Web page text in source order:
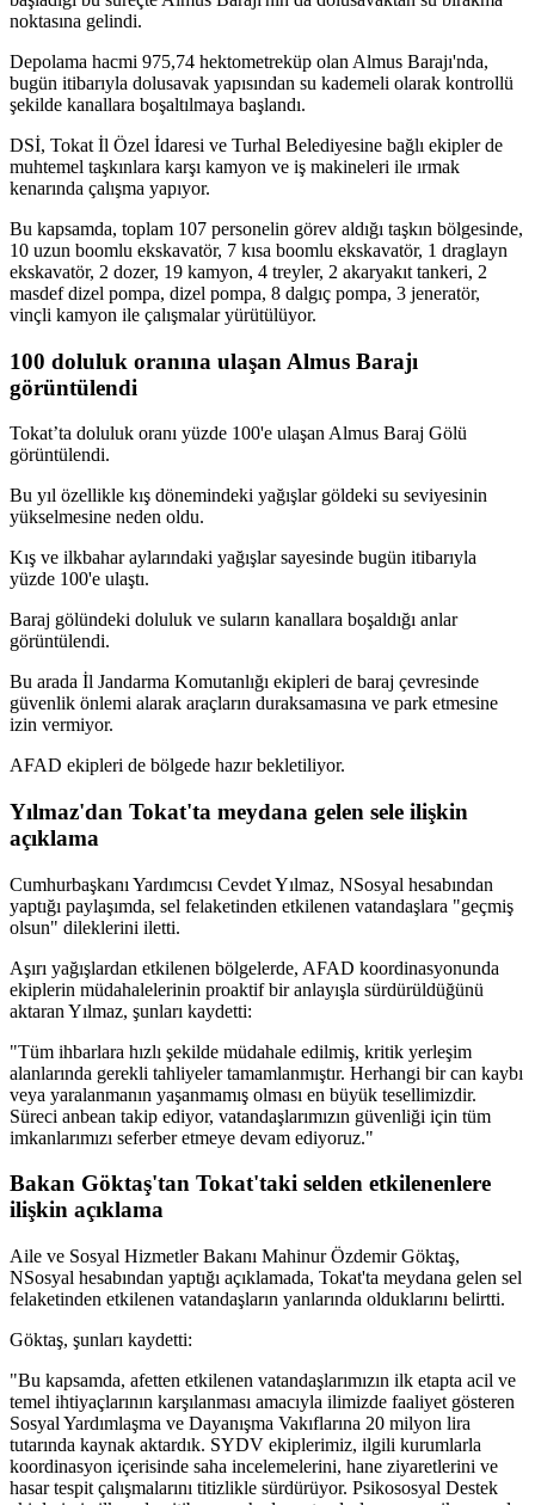
noktasına gelindi.
Depolama hacmi 975,74 hektometreküp olan Almus Barajı'nda,
bugün itibarıyla dolusavak yapısından su kademeli olarak kontrollü
şekilde kanallara boşaltılmaya başlandı.
DSİ, Tokat İl Özel İdaresi ve Turhal Belediyesine bağlı ekipler de
muhtemel taşkınlara karşı kamyon ve iş makineleri ile ırmak
kenarında çalışma yapıyor.
Bu kapsamda, toplam 107 personelin görev aldığı taşkın bölgesinde,
10 uzun boomlu ekskavatör, 7 kısa boomlu ekskavatör, 1 draglayn
ekskavatör, 2 dozer, 19 kamyon, 4 treyler, 2 akaryakıt tankeri, 2
masdef dizel pompa, dizel pompa, 8 dalgıç pompa, 3 jeneratör,
vinçli kamyon ile çalışmalar yürütülüyor.
100 doluluk oranına ulaşan Almus Barajı
görüntülendi
Tokat’ta doluluk oranı yüzde 100'e ulaşan Almus Baraj Gölü
görüntülendi.
Bu yıl özellikle kış dönemindeki yağışlar göldeki su seviyesinin
yükselmesine neden oldu.
Kış ve ilkbahar aylarındaki yağışlar sayesinde bugün itibarıyla
yüzde 100'e ulaştı.
Baraj gölündeki doluluk ve suların kanallara boşaldığı anlar
görüntülendi.
Bu arada İl Jandarma Komutanlığı ekipleri de baraj çevresinde
güvenlik önlemi alarak araçların duraksamasına ve park etmesine
izin vermiyor.
AFAD ekipleri de bölgede hazır bekletiliyor.
Yılmaz'dan Tokat'ta meydana gelen sele ilişkin
açıklama
Cumhurbaşkanı Yardımcısı Cevdet Yılmaz, NSosyal hesabından
yaptığı paylaşımda, sel felaketinden etkilenen vatandaşlara "geçmiş
olsun" dileklerini iletti.
Aşırı yağışlardan etkilenen bölgelerde, AFAD koordinasyonunda
ekiplerin müdahalelerinin proaktif bir anlayışla sürdürüldüğünü
aktaran Yılmaz, şunları kaydetti:
"Tüm ihbarlara hızlı şekilde müdahale edilmiş, kritik yerleşim
alanlarında gerekli tahliyeler tamamlanmıştır. Herhangi bir can kaybı
veya yaralanmanın yaşanmamış olması en büyük tesellimizdir.
Süreci anbean takip ediyor, vatandaşlarımızın güvenliği için tüm
imkanlarımızı seferber etmeye devam ediyoruz."
Bakan Göktaş'tan Tokat'taki selden etkilenenlere
ilişkin açıklama
Aile ve Sosyal Hizmetler Bakanı Mahinur Özdemir Göktaş,
NSosyal hesabından yaptığı açıklamada, Tokat'ta meydana gelen sel
felaketinden etkilenen vatandaşların yanlarında olduklarını belirtti.
Göktaş, şunları kaydetti:
"Bu kapsamda, afetten etkilenen vatandaşlarımızın ilk etapta acil ve
temel ihtiyaçlarının karşılanması amacıyla ilimizde faaliyet gösteren
Sosyal Yardımlaşma ve Dayanışma Vakıflarına 20 milyon lira
tutarında kaynak aktardık. SYDV ekiplerimiz, ilgili kurumlarla
koordinasyon içerisinde saha incelemelerini, hane ziyaretlerini ve
hasar tespit çalışmalarını titizlikle sürdürüyor. Psikososyal Destek